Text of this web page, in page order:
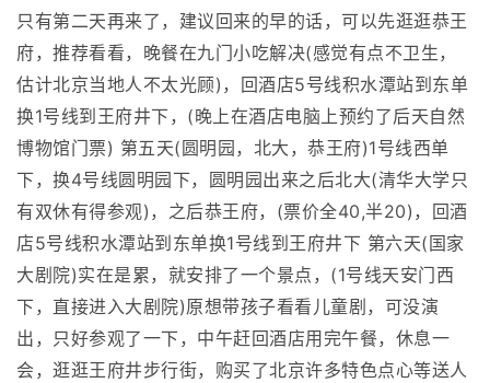
只有第二天再来了，建议回来的早的话，可以先逛逛恭王
府，推荐看看，晚餐在九门小吃解决(感觉有点不卫生，
估计北京当地人不太光顾)，回酒店5号线积水潭站到东单
换1号线到王府井下，(晚上在酒店电脑上预约了后天自然
博物馆门票) 第五天(圆明园，北大，恭王府)1号线西单
下，换4号线圆明园下，圆明园出来之后北大(清华大学只
有双休有得参观)，之后恭王府，(票价全40,半20)，回酒
店5号线积水潭站到东单换1号线到王府井下 第六天(国家
大剧院)实在是累，就安排了一个景点，(1号线天安门西
下，直接进入大剧院)原想带孩子看看儿童剧，可没演
出，只好参观了一下，中午赶回酒店用完午餐，休息一
会，逛逛王府井步行街，购买了北京许多特色点心等送人